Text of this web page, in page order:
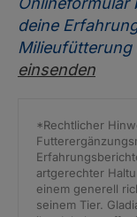
deine
Milieufütterung
einsenden
*Rechtlicher
artgerechter
einem generell
seinem Tier.